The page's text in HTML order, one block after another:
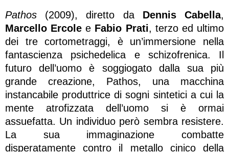
Pathos (2009), diretto da Dennis Cabella,
Marcello Ercole e Fabio Prati, terzo ed ultimo
dei tre cortometraggi, è un’immersione nella
fantascienza psichedelica e schizofrenica. Il
futuro dell’uomo è soggiogato dalla sua più
grande creazione, Pathos, una macchina
instancabile produttrice di sogni sintetici a cui la
mente atrofizzata dell’uomo si è ormai
assuefatta. Un individuo però sembra resistere.
La sua immaginazione combatte
disperatamente contro il metallo cinico della